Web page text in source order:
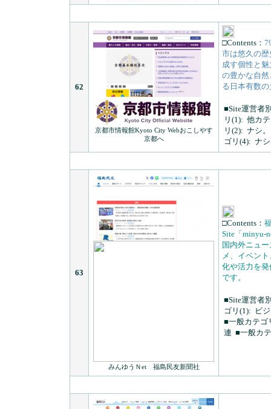
62
京都市情報館Kyoto City Webおこしやす
京都へ
□Contents：
市は悠久の
成す個性と
の豊かな自
る日本有数
■Site運営者
リ(1): 他カ
リ(2): ナシ。
ゴリ(4): ナ
63
みんゆうＮet 福島民友新聞社
□Contents：
Site「minyu-
国内外ニュ
メ、イベン
化や活力を
です。
■Site運営者
ゴリ(1): ビ
■一般カテゴ
連 ■一般カ